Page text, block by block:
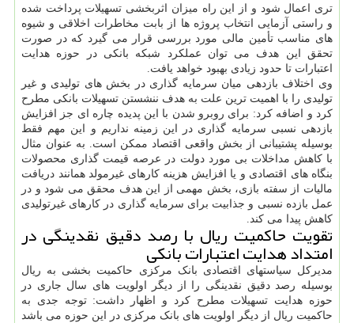
تری اعمال شود و از این راه میزان اثربخشی تسهیلات پرداخت شده
و راستی آزمایی انتخاب پروژه ها از بابت مخاطرات اخلاقی و شیوه
های مناسب تأمین مالی مورد بررسی قرار می گیرد که در صورت
تحقق این هدف می توان عملکرد شبکه بانکی در حوزه هدایت
اعتبارات تا حدود زیادی بهبود خواهد یافت.
وی اختلاف بازدهی میان سرمایه گذاری در بخش های تولیدی و غیر
تولیدی را با اهمیت ترین علت به هدف ننشستن تسهیلات بانکی مطرح
کرد و اضافه کرد: برای روبرو شدن با این پدیده چاره ای جز افزایش
بازدهی نسبی سرمایه گذاری در این زمینه نداریم و این مهم فقط
بوسیله پشتیبانی از بخش واقعی اقتصاد ممکن است. به عنوان مثال
با کاهش مداخلات بی مورد دولت در عرصه قیمت گذاری محصولات
بنگاه های اقتصادی و یا افزایش هزینه کارهای غیرمولد همانند دریافت
مالیات از سفته بازی، بخش مهمی از این هدف محقق می شود و در
عمل بازده نسبی و جذابیت برای سرمایه گذاری در کارهای غیرتولیدی
کاهش پیدا می کند.
تقویت حاکمیت ریال با رصد دقیق نقدینگی در
امتداد هدایت اعتبارات بانکی
مدیرکل سیاستهای اقتصادی بانک مرکزی حاکمیت بخشی به ریال
بوسیله رصد دقیق نقدینگی را از دیگر اولویت های سال جاری در
حوزه هدایت تسهیلات مطرح کرد و اظهار داشت: توجه جدی به
حاکمیت ریال از دیگر اولویت های بانک مرکزی در این حوزه می باشد